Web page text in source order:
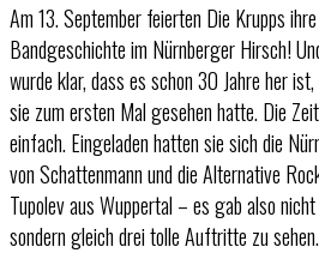
Am 13. September feierten Die Krupps
Bandgeschichte im Nürnberger Hirsch!
wurde klar, dass es schon 30 Jahre her
sie zum ersten Mal gesehen hatte. Die
einfach. Eingeladen hatten sie sich die
von Schattenmann und die Alternative
Tupolev aus Wuppertal – es gab also nicht
sondern gleich drei tolle Auftritte zu sehen.